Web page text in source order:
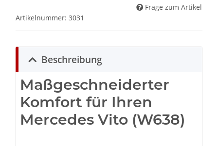
Frage zum Artikel
Artikelnummer: 3031
Beschreibung
Maßgeschneiderter
Komfort für Ihren
Mercedes Vito (W638)